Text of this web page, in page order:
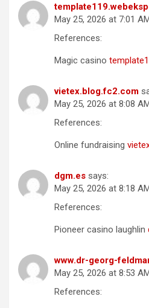
May 25, 2026 at 7:01
References:
Magic casino
vietex.blog.fc2.com
May 25, 2026 at 8:08
References:
Online fundraising
dgm.es says:
May 25, 2026 at 8:18
References:
Pioneer casino laughlin
www.dr-georg-
May 25, 2026 at 8:53
References: